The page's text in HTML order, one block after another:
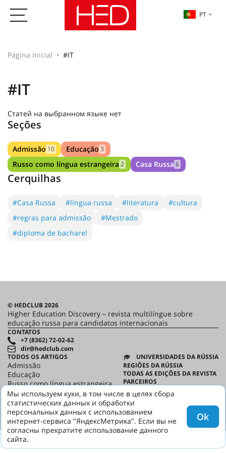
PT
Página Inicial #IT
#IT
Статей на выбранном языке нет
Seções
Admissão 10 Educação 3
Russo como língua estrangeira 2 Casa Russa 6
Cerquilhas
#Casa Russa #língua russa #literatura
#cultura
#regras para admissão
#Mestrado
#diploma de bacharel
© HEDCLUB 2026
Higher Education Discovery – revista multilíngue sobre
educação russa para candidatos internacionais
CONTATOS
+7 (8362) 72-02-62
dir@hedclub.com
TODOS OS ARTIGOS
Admissão
Educação
Russo como língua estrangeira
Casa Russa
UNIVERSIDADES DA RÚSSIA
REGIÕES DA RÚSSIA
TODAS AS EDIÇÕES DA REVISTA
PARCEIROS
CONTRATO DO USUÁRIO
CONFIDENCIALIDADE
HED
Мы используем куки, в том числе в целях сбора
статистических данных и обработки
персональных данных с использованием
интернет-сервиса "ЯндексМетрика". Если вы не
согласны прекратите использование данного
сайта.
Ok